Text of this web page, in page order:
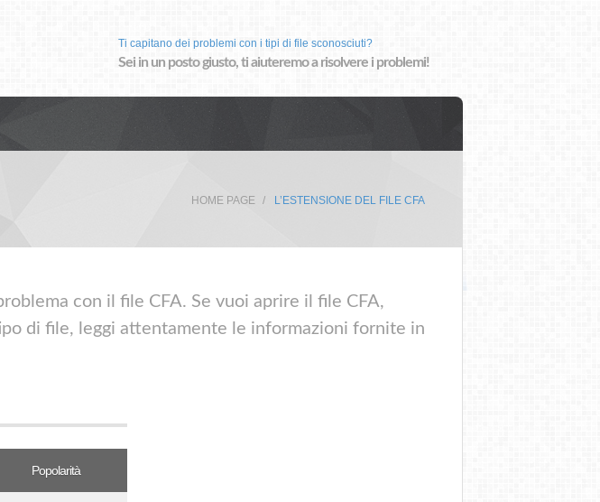
Ti capitano dei problemi con i tipi di file sconosciuti?
Sei in un posto giusto, ti aiuteremo a risolvere i problemi!
HOME PAGE L’ESTENSIONE DEL FILE CFA
con il file CFA. Se vuoi aprire il file CFA,
di file, leggi attentamente le informazioni fornite in
Popolarità